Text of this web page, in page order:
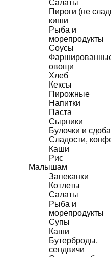
Салаты
Пироги (не
киши
Рыба и
морепродукты
Соусы
овощи
Хлеб
Кексы
Пирожные
Напитки
Паста
Сырники
Булочки и сдоба
Сладости,
Каши
Рис
Малышам
Запеканки
Котлеты
Салаты
Рыба и
морепродукты
Супы
Каши
Бутерброды,
сендвичи